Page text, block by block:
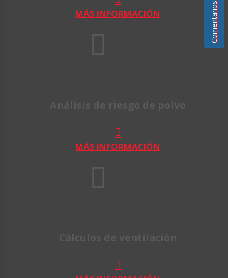
MÁS INFORMACIÓN
Análisis de riesgo de polvo
MÁS INFORMACIÓN
Cálculos de ventilación
Comentarios